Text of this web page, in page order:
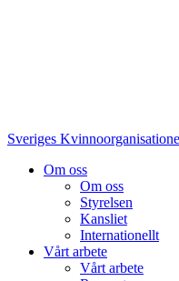
Sveriges
Om oss
Om oss
Styrelsen
Kansliet
Internationellt
Vårt arbete
Vårt arbete